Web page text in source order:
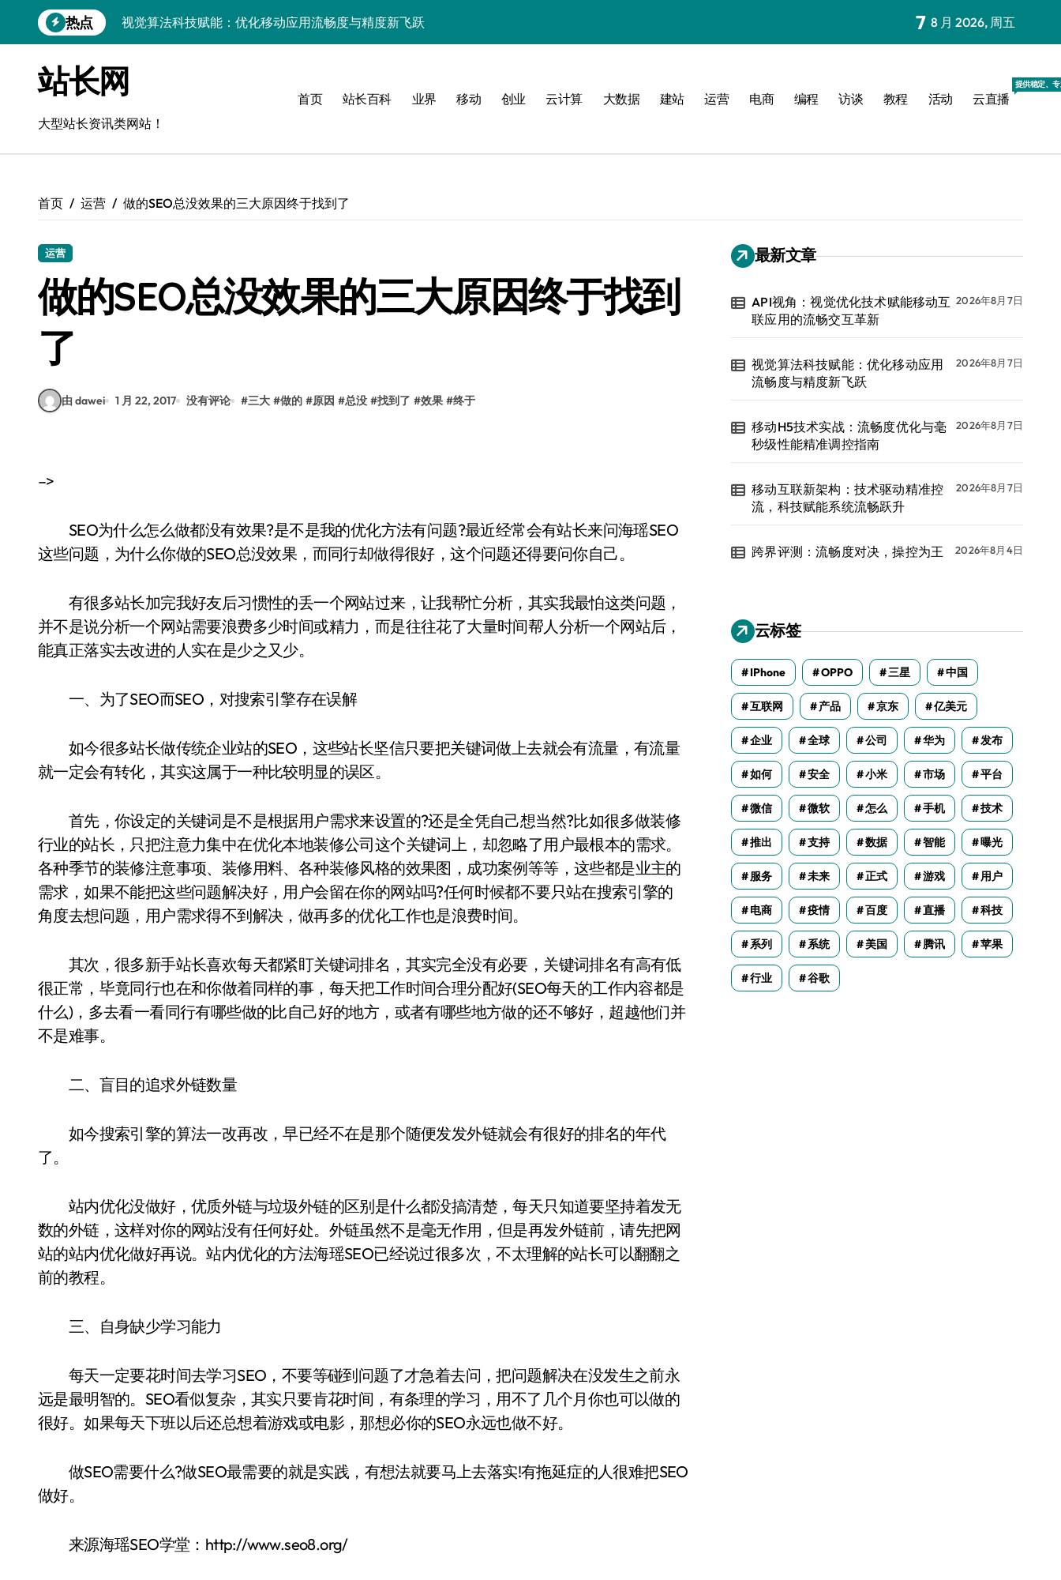
到
热点
视觉算法科技赋能：优化移动应用流畅度与精度新飞跃
移动互联新架构：技术驱动精准控流，科技赋能系统流畅跃升
跨界评测：流畅度对决，操控为王
深度评测：交互优化赋能移动端流畅体验
移动互联产品流畅度深度评测：优化体验新标准
API视角：视觉优化技术赋能移动互联应用的流畅交互革新
7 8 月 2026, 周五
站长网
大型站长资讯类网站！
首页 站长百科 业界 移动 创业 云计算 大数据 建站 运营 电商 编程 访谈 教程 活动 云直播
提供稳定、
首页 运营 做的SEO总没效果的三大原因终于找到了
运营
做的SEO总没效果的三大原因终于找到
了
由 dawei 1 月 22, 2017 没有评论 #三大 #做的 #原因 #总没 #找到了 #效果 #终于
–>
SEO为什么怎么做都没有效果?是不是我的优化方法有问题?最近经常会有站长来问海瑶SEO
这些问题，为什么你做的SEO总没效果，而同行却做得很好，这个问题还得要问你自己。
有很多站长加完我好友后习惯性的丢一个网站过来，让我帮忙分析，其实我最怕这类问题，
并不是说分析一个网站需要浪费多少时间或精力，而是往往花了大量时间帮人分析一个网站后，
能真正落实去改进的人实在是少之又少。
一、为了SEO而SEO，对搜索引擎存在误解
如今很多站长做传统企业站的SEO，这些站长坚信只要把关键词做上去就会有流量，有流量
就一定会有转化，其实这属于一种比较明显的误区。
首先，你设定的关键词是不是根据用户需求来设置的?还是全凭自己想当然?比如很多做装修
行业的站长，只把注意力集中在优化本地装修公司这个关键词上，却忽略了用户最根本的需求。
各种季节的装修注意事项、装修用料、各种装修风格的效果图，成功案例等等，这些都是业主的
需求，如果不能把这些问题解决好，用户会留在你的网站吗?任何时候都不要只站在搜索引擎的
角度去想问题，用户需求得不到解决，做再多的优化工作也是浪费时间。
其次，很多新手站长喜欢每天都紧盯关键词排名，其实完全没有必要，关键词排名有高有低
很正常，毕竟同行也在和你做着同样的事，每天把工作时间合理分配好(SEO每天的工作内容都是
什么)，多去看一看同行有哪些做的比自己好的地方，或者有哪些地方做的还不够好，超越他们并
不是难事。
二、盲目的追求外链数量
如今搜索引擎的算法一改再改，早已经不在是那个随便发发外链就会有很好的排名的年代
了。
站内优化没做好，优质外链与垃圾外链的区别是什么都没搞清楚，每天只知道要坚持着发无
数的外链，这样对你的网站没有任何好处。外链虽然不是毫无作用，但是再发外链前，请先把网
站的站内优化做好再说。站内优化的方法海瑶SEO已经说过很多次，不太理解的站长可以翻翻之
前的教程。
三、自身缺少学习能力
每天一定要花时间去学习SEO，不要等碰到问题了才急着去问，把问题解决在没发生之前永
远是最明智的。SEO看似复杂，其实只要肯花时间，有条理的学习，用不了几个月你也可以做的
很好。如果每天下班以后还总想着游戏或电影，那想必你的SEO永远也做不好。
做SEO需要什么?做SEO最需要的就是实践，有想法就要马上去落实!有拖延症的人很难把SEO
做好。
来源海瑶SEO学堂：http://www.seo8.org/
最新文章
API视角：视觉优化技术赋能移动互
联应用的流畅交互革新
2026年8月7日
视觉算法科技赋能：优化移动应用
流畅度与精度新飞跃
2026年8月7日
移动H5技术实战：流畅度优化与毫
秒级性能精准调控指南
2026年8月7日
移动互联新架构：技术驱动精准控
流，科技赋能系统流畅跃升
2026年8月7日
跨界评测：流畅度对决，操控为王 2026年8月4日
云标签
IPhone OPPO 三星 中国
互联网 产品 京东 亿美元
企业 全球 公司 华为 发布
如何 安全 小米 市场 平台
微信 微软 怎么 手机 技术
推出 支持 数据 智能 曝光
服务 未来 正式 游戏 用户
电商 疫情 百度 直播 科技
系列 系统 美国 腾讯 苹果
行业 谷歌